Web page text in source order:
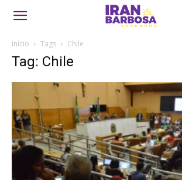
Início Tags Chile
Tag: Chile